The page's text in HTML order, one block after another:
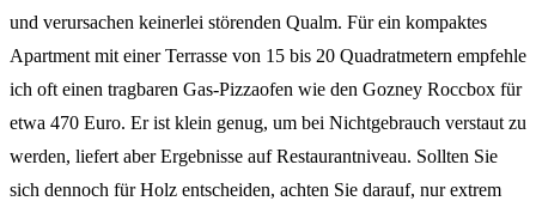
und verursachen keinerlei störenden Qualm. Für ein kompaktes
Apartment mit einer Terrasse von 15 bis 20 Quadratmetern empfehle
ich oft einen tragbaren Gas-Pizzaofen wie den Gozney Roccbox für
etwa 470 Euro. Er ist klein genug, um bei Nichtgebrauch verstaut zu
werden, liefert aber Ergebnisse auf Restaurantniveau. Sollten Sie
sich dennoch für Holz entscheiden, achten Sie darauf, nur extrem